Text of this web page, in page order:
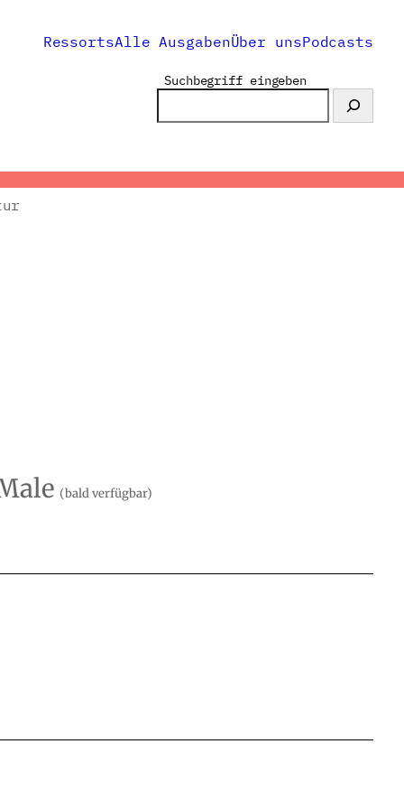
RessortsAlle AusgabenÜber unsPodcasts
Suchbegriff eingeben
(bald verfügbar)